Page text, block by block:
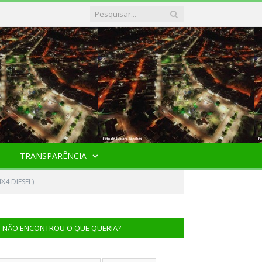
TRANSPARÊNCIA
DIESEL)
NÃO ENCONTROU O QUE QUERIA?